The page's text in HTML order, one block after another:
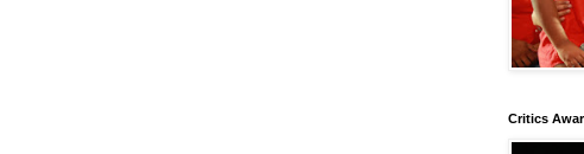
Critics